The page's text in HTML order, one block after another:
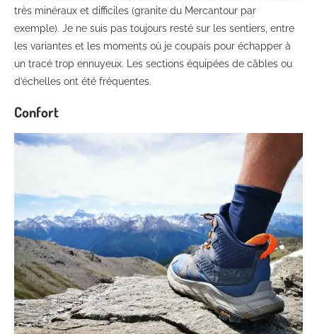
très minéraux et difficiles (granite du Mercantour par
exemple). Je ne suis pas toujours resté sur les sentiers, entre
les variantes et les moments où je coupais pour échapper à
un tracé trop ennuyeux. Les sections équipées de câbles ou
d’échelles ont été fréquentes.
Confort